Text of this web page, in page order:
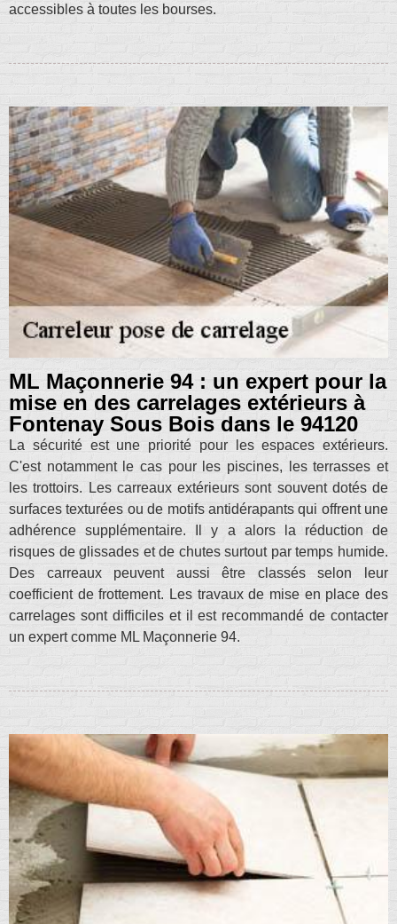
accessibles à toutes les bourses.
ML Maçonnerie 94 : un expert pour la
mise en des carrelages extérieurs à
Fontenay Sous Bois dans le 94120
La sécurité est une priorité pour les espaces extérieurs.
C'est notamment le cas pour les piscines, les terrasses et
les trottoirs. Les carreaux extérieurs sont souvent dotés de
surfaces texturées ou de motifs antidérapants qui offrent une
adhérence supplémentaire. Il y a alors la réduction de
risques de glissades et de chutes surtout par temps humide.
Des carreaux peuvent aussi être classés selon leur
coefficient de frottement. Les travaux de mise en place des
carrelages sont difficiles et il est recommandé de contacter
un expert comme ML Maçonnerie 94.